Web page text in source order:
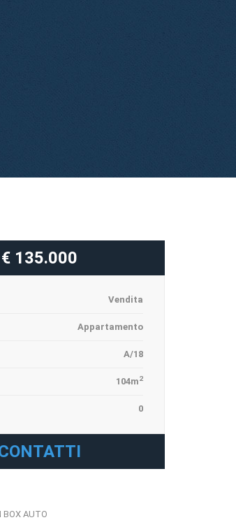
€ 135.000
Vendita
Appartamento
A/18
104m2
0
BOX AUTO